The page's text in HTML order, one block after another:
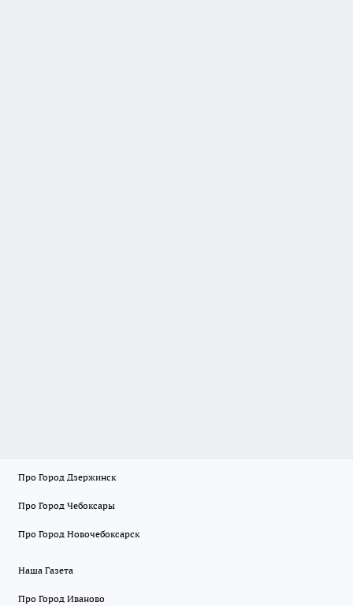
Про Город Дзержинск
Про Город Чебоксары
Про Город Новочебоксарск
Наша Газета
Про Город Иваново